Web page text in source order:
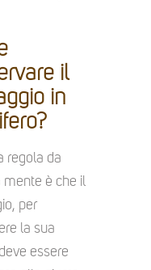
il
in
regola da
mente è che il
per
la sua
essere